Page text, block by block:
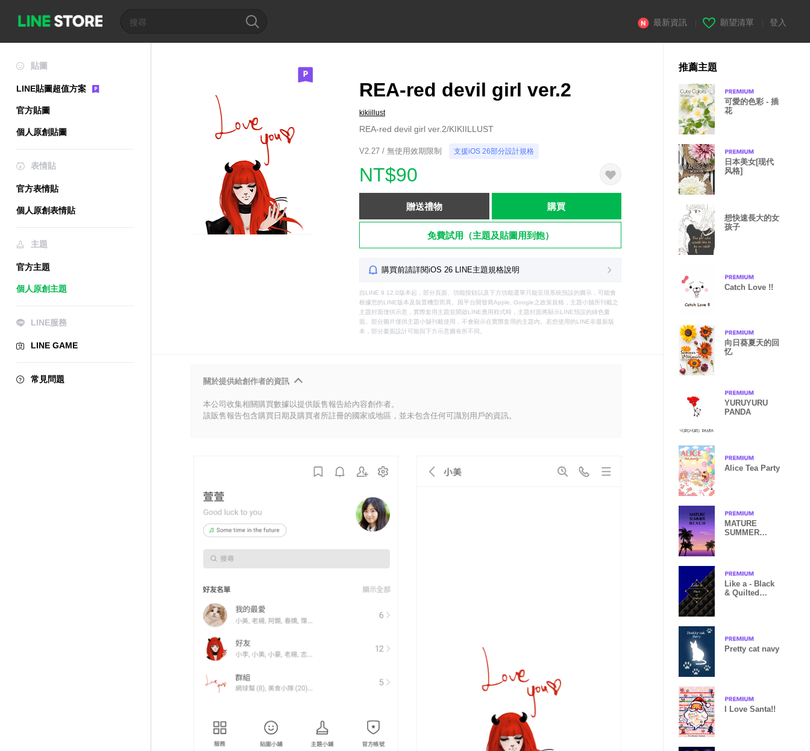
最新資訊 願望清單 登入
貼圖
LINE貼圖超值方案
官方貼圖
個人原創貼圖
表情貼
官方表情貼
個人原創表情貼
主題
官方主題
個人原創主題
LINE服務
LINE GAME
常見問題
REA-red devil girl ver.2
kikiillust
REA-red devil girl ver.2/KIKIILLUST
V2.27 / 無使用效期限制 支援iOS 26部分設計規格
NT$90
贈送禮物 購買
免費試用（主題及貼圖用到飽）
購買前請詳閱iOS 26 LINE主題規格說明
自LINE 9.12.0版本起，部分頁面、功能按鈕以及下方功能選單只能呈現系統預設的圖示，可能會
根據您的LINE版本及裝置機型而異。因平台開發商Apple, Google之政策規格，主題小舖所刊載之
主題封面僅供示意，實際套用主題並開啟LINE應用程式時，主題封面將顯示LINE預設的綠色畫
面。部分圖片僅供主題小舖刊載使用，不會顯示在實際套用的主題內。若您使用的LINE非最新版
本，部分畫面設計可能與下方示意圖有所不同。
關於提供給創作者的資訊
本公司收集相關購買數據以提供販售報告給內容創作者。
該販售報告包含購買日期及購買者所註冊的國家或地區，並未包含任何可識別用戶的資訊。
推薦主題
可愛的色彩 - 插
花
日本美女[现代
风格]
想快速長大的女
孩子
Catch Love !!
向日葵夏天的回
忆
YURUYURU
PANDA
Alice Tea Party
MATURE
SUMMER
Like a - Black
& Quilted
Pretty cat navy
I Love Santa!!